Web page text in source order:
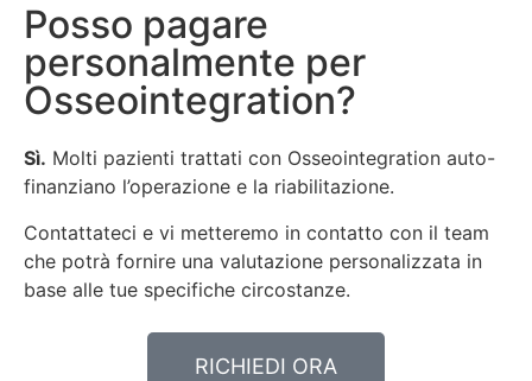
Posso pagare
personalmente per
Osseointegration?
Sì. Molti pazienti trattati con Osseointegration auto-
finanziano l’operazione e la riabilitazione.
Contattateci e vi metteremo in contatto con il team
che potrà fornire una valutazione personalizzata in
base alle tue specifiche circostanze.
RICHIEDI ORA